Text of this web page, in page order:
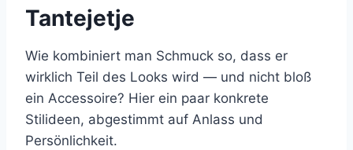
Tantejetje
Wie kombiniert man Schmuck so, dass er
wirklich Teil des Looks wird — und nicht bloß
ein Accessoire? Hier ein paar konkrete
Stilideen, abgestimmt auf Anlass und
Persönlichkeit.